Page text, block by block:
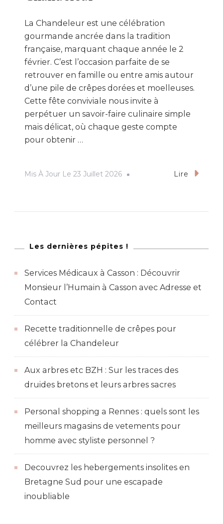
La Chandeleur est une célébration
gourmande ancrée dans la tradition
française, marquant chaque année le 2
février. C’est l’occasion parfaite de se
retrouver en famille ou entre amis autour
d’une pile de crêpes dorées et moelleuses.
Cette fête conviviale nous invite à
perpétuer un savoir-faire culinaire simple
mais délicat, où chaque geste compte
pour obtenir …
Mis À Jour Le 23 Juillet 2026 Lire
Les dernières pépites !
Services Médicaux à Casson : Découvrir
Monsieur l’Humain à Casson avec Adresse et
Contact
Recette traditionnelle de crêpes pour
célébrer la Chandeleur
Aux arbres etc BZH : Sur les traces des
druides bretons et leurs arbres sacres
Personal shopping a Rennes : quels sont les
meilleurs magasins de vetements pour
homme avec styliste personnel ?
Decouvrez les hebergements insolites en
Bretagne Sud pour une escapade
inoubliable